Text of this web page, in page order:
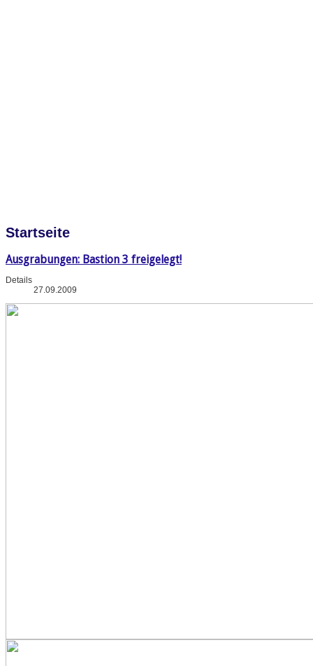
Startseite
Ausgrabungen: Bastion 3 freigelegt!
Details
27.09.2009